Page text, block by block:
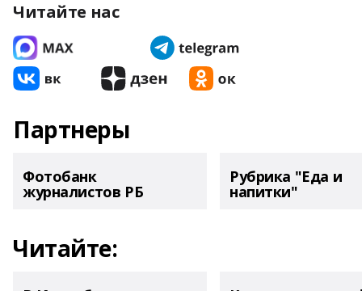
Читайте нас
Партнеры
Фотобанк
журналистов РБ
Рубрика "Еда и
напитки"
Читайте: